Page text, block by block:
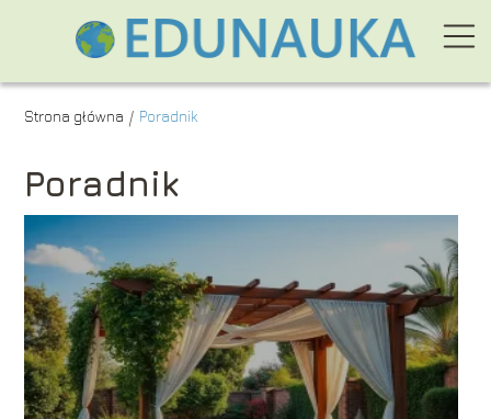
Strona główna / Poradnik
Poradnik